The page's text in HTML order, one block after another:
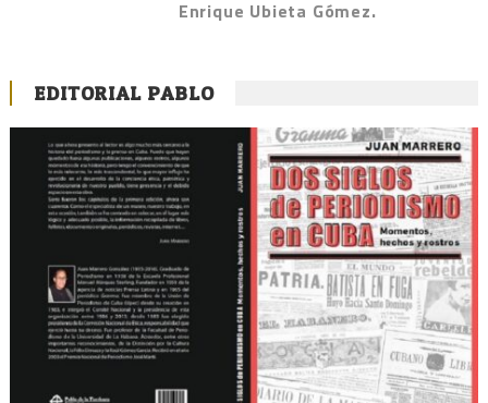
Enrique Ubieta Gómez.
EDITORIAL PABLO